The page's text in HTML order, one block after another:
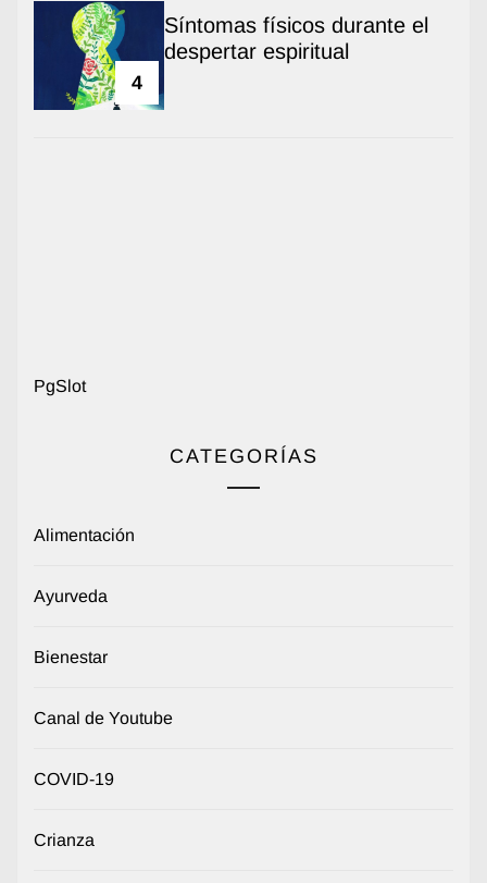
4
Síntomas físicos durante el
despertar espiritual
PgSlot
CATEGORÍAS
Alimentación
Ayurveda
Bienestar
Canal de Youtube
COVID-19
Crianza